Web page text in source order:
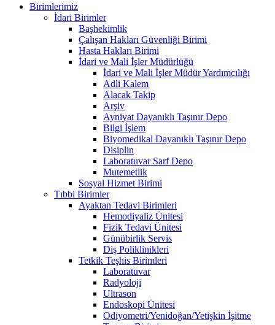
Birimlerimiz
İdari Birimler
Başhekimlik
Çalışan Hakları Güvenliği Birimi
Hasta Hakları Birimi
İdari ve Mali İşler Müdürlüğü
İdari ve Mali İşler Müdür Yardımcılığı
Adli Kalem
Alacak Takip
Arşiv
Ayniyat Dayanıklı Taşınır Depo
Bilgi İşlem
Biyomedikal Dayanıklı Taşınır Depo
Disiplin
Laboratuvar Sarf Depo
Mutemetlik
Sosyal Hizmet Birimi
Tıbbi Birimler
Ayaktan Tedavi Birimleri
Hemodiyaliz Ünitesi
Fizik Tedavi Ünitesi
Günübirlik Servis
Diş Poliklinikleri
Tetkik Teşhis Birimleri
Laboratuvar
Radyoloji
Ultrason
Endoskopi Ünitesi
Odiyometri/Yenidoğan/Yetişkin İşitme